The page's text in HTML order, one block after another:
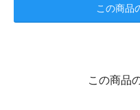
この商品
この商品